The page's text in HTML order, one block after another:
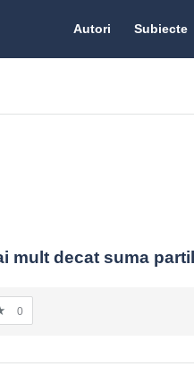
Citate.ro
Autori Subiecte
mult decat suma
0